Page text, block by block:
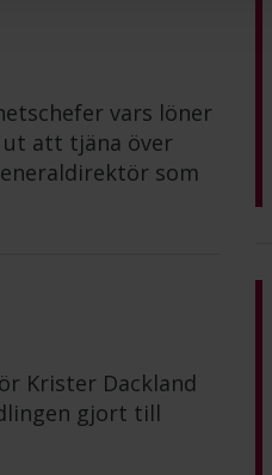
vars löner
ut att tjäna över
som
Krister Dackland
gjort till